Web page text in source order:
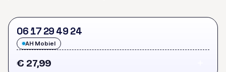
06 17 29 49 24
AH Mobiel
€ 27,99